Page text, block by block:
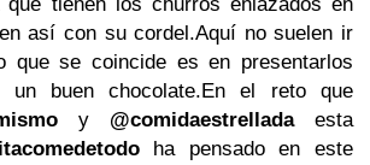
tienen los churros enlazados en
así con su cordel.Aquí no suelen ir
que se coincide es en presentarlos
un buen chocolate.En el reto que
y @comidaestrelladaesta
ha pensado en este